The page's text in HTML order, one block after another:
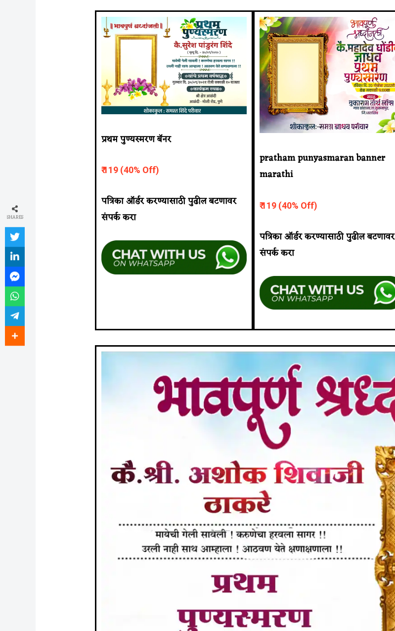
प्रथम पुण्यस्मरण बॅनर
₹ 119 (40% Off)
पत्रिका ऑर्डर करण्यासाठी पुढील बटणावर
संपर्क करा
pratham punyasmaran banner
marathi
₹ 119 (40% Off)
पत्रिका ऑर्डर करण्यासाठी पुढील बटणावर
संपर्क करा
SHARES